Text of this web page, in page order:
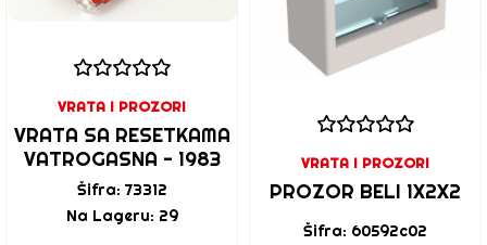
VRATA I PROZORI
VRATA SA RESETKAMA
VATROGASNA - 1983
Šifra: 73312
Na Lageru: 29
VRATA I PROZORI
PROZOR BELI 1X2X2
Šifra: 60592c02